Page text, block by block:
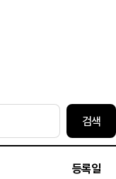
등록일
검색